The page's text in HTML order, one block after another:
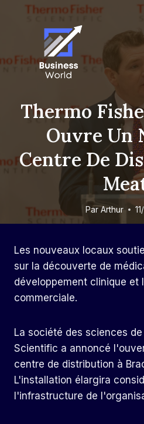
Thermo
Ouvre Un
Centre De
ParArthur
Les nouveaux locaux
sur la découverte de
développement clinique et
commerciale.
La société des sciences
Scientific a annoncé
centre de distribution à
L'installation élargira
l'infrastructure de